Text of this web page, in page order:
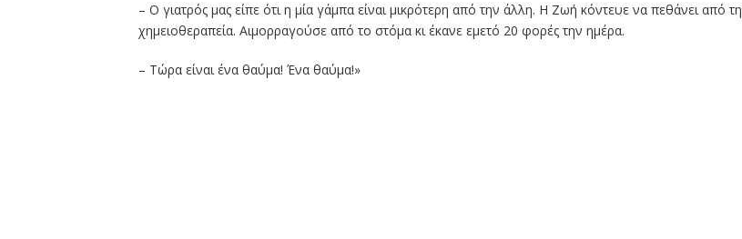
– Ο γιατρός μας είπε ότι η μία γάμπα είναι μικρότερη από την άλλη. Η Ζωή κόντευε να πεθάνει από τη
χημειοθεραπεία. Αιμορραγούσε από το στόμα κι έκανε εμετό 20 φορές την ημέρα.
– Τώρα είναι ένα θαύμα! Ένα θαύμα!»